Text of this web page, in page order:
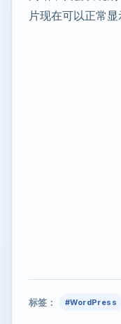
片现在可以正常显
标签： #WordPress